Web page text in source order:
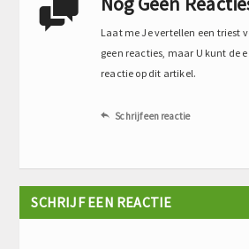

Laat me Je vertellen een triest
geen reacties, maar U kunt de
reactie op dit artikel.
 Schrijf een reactie
SCHRIJF EEN REACTIE